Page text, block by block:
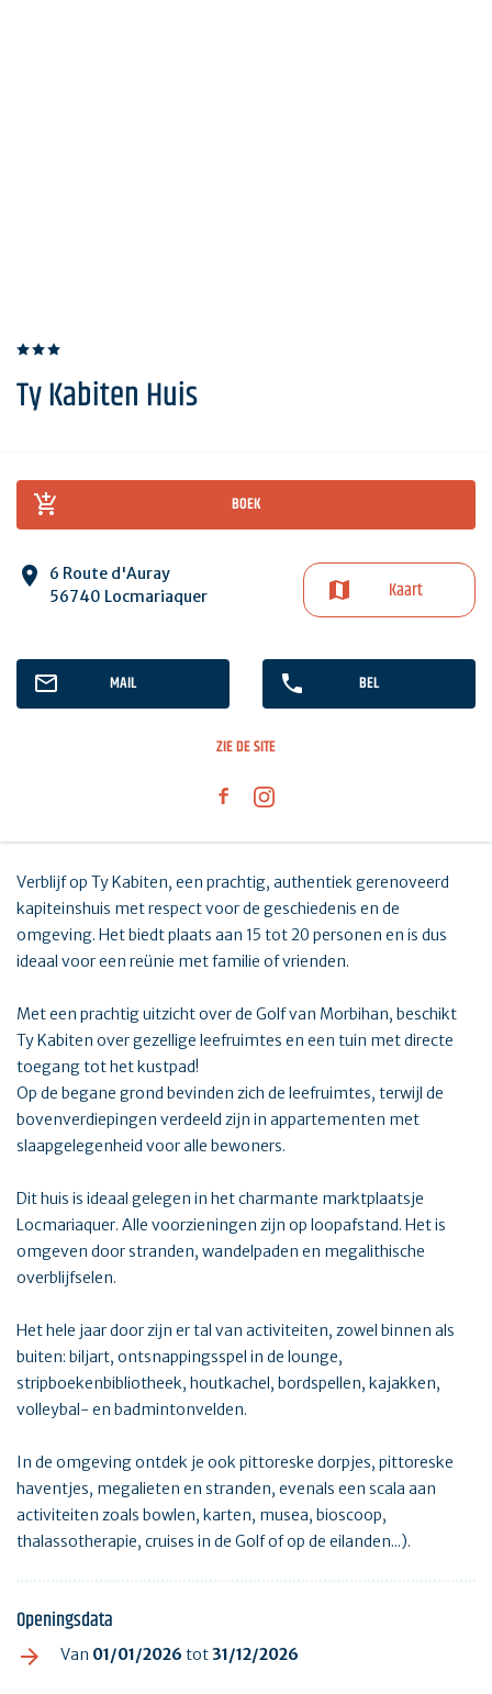
Ty Kabiten Huis
BOEK
6 Route d'Auray
56740 Locmariaquer
Kaart
MAIL BEL
ZIE DE SITE
Verblijf op Ty Kabiten, een prachtig, authentiek gerenoveerd
kapiteinshuis met respect voor de geschiedenis en de
omgeving. Het biedt plaats aan 15 tot 20 personen en is dus
ideaal voor een reünie met familie of vrienden.
Met een prachtig uitzicht over de Golf van Morbihan, beschikt
Ty Kabiten over gezellige leefruimtes en een tuin met directe
toegang tot het kustpad!
Op de begane grond bevinden zich de leefruimtes, terwijl de
bovenverdiepingen verdeeld zijn in appartementen met
slaapgelegenheid voor alle bewoners.
Dit huis is ideaal gelegen in het charmante marktplaatsje
Locmariaquer. Alle voorzieningen zijn op loopafstand. Het is
omgeven door stranden, wandelpaden en megalithische
overblijfselen.
Het hele jaar door zijn er tal van activiteiten, zowel binnen als
buiten: biljart, ontsnappingsspel in de lounge,
stripboekenbibliotheek, houtkachel, bordspellen, kajakken,
volleybal- en badmintonvelden.
In de omgeving ontdek je ook pittoreske dorpjes, pittoreske
haventjes, megalieten en stranden, evenals een scala aan
activiteiten zoals bowlen, karten, musea, bioscoop,
thalassotherapie, cruises in de Golf of op de eilanden...).
Openingsdata
Van 01/01/2026 tot31/12/2026